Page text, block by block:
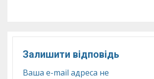
Залишити відповідь
Ваша e-mail адреса не